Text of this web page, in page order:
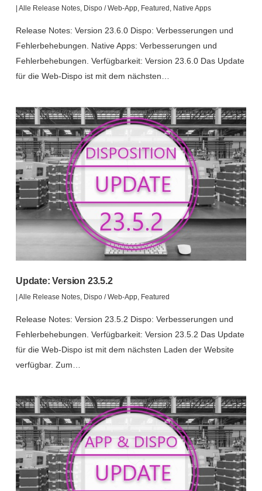
Alle Release Notes, Dispo / Web-App, Featured , Native Apps
Release Notes: Version 23.6.0 Dispo: Verbesserungen und
Fehlerbehebungen. Native Apps: Verbesserungen und
Fehlerbehebungen. Verfügbarkeit: Version 23.6.0 Das Update
für die Web-Dispo ist mit dem nächsten…
Update: Version 23.5.2
Alle Release Notes, Dispo / Web-App, Featured
Release Notes: Version 23.5.2 Dispo: Verbesserungen und
Fehlerbehebungen. Verfügbarkeit: Version 23.5.2 Das Update
für die Web-Dispo ist mit dem nächsten Laden der Website
verfügbar. Zum…